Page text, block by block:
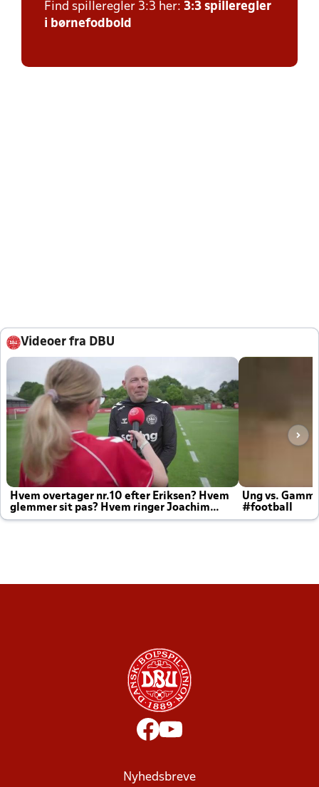
Find spilleregler 3:3 her: 3:3 spilleregler
i børnefodbold
Videoer fra DBU
Hvem overtager nr.10 efter Eriksen? Hvem
glemmer sit pas? Hvem ringer Joachim
altid til efter kampe?
Ung vs.
#football
Nyhedsbreve